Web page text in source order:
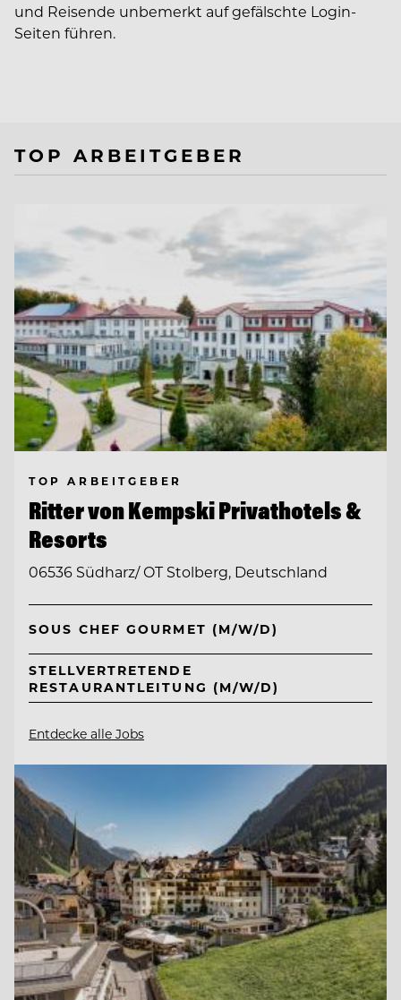
und Reisende unbemerkt auf gefälschte Login-
Seiten führen.
TOP ARBEITGEBER
TOP ARBEITGEBER
Ritter von Kempski Privathotels &
Resorts
06536 Südharz/ OT Stolberg, Deutschland
SOUS CHEF GOURMET (M/W/D)
STELLVERTRETENDE
RESTAURANTLEITUNG (M/W/D)
Entdecke alle Jobs